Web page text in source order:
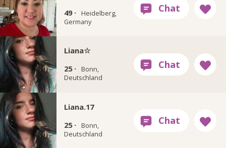
49 ·
Heidelberg,
Germany
Liana☆
25 ·
Bonn,
Deutschland
Liana.17
25 ·
Bonn,
Deutschland